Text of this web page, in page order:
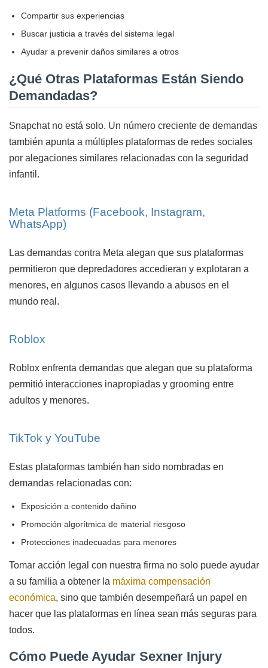
Compartir sus experiencias
Buscar justicia a través del sistema legal
Ayudar a prevenir daños similares a otros
¿Qué Otras Plataformas Están Siendo
Demandadas?
Snapchat no está solo. Un número creciente de demandas
también apunta a múltiples plataformas de redes sociales
por alegaciones similares relacionadas con la seguridad
infantil.
Meta Platforms (Facebook, Instagram,
WhatsApp)
Las demandas contra Meta alegan que sus plataformas
permitieron que depredadores accedieran y explotaran a
menores, en algunos casos llevando a abusos en el
mundo real.
Roblox
Roblox enfrenta demandas que alegan que su plataforma
permitió interacciones inapropiadas y grooming entre
adultos y menores.
TikTok y YouTube
Estas plataformas también han sido nombradas en
demandas relacionadas con:
Exposición a contenido dañino
Promoción algorítmica de material riesgoso
Protecciones inadecuadas para menores
Tomar acción legal con nuestra firma no solo puede ayudar
a su familia a obtener la máxima compensación
económica, sino que también desempeñará un papel en
hacer que las plataformas en línea sean más seguras para
todos.
Cómo Puede Ayudar Sexner Injury